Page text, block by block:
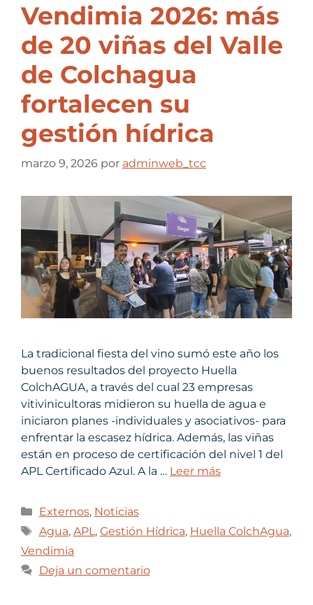
Vendimia 2026: más
de 20 viñas del Valle
de Colchagua
fortalecen su
gestión hídrica
marzo 9, 2026 por adminweb_tcc
La tradicional fiesta del vino sumó este año los
buenos resultados del proyecto Huella
ColchAGUA, a través del cual 23 empresas
vitivinicultoras midieron su huella de agua e
iniciaron planes -individuales y asociativos- para
enfrentar la escasez hídrica. Además, las viñas
están en proceso de certificación del nivel 1 del
APL Certificado Azul. A la … Leer más
Externos, Noticias
Agua, APL , Gestión Hídrica, Huella ColchAgua,
Vendimia
Deja un comentario